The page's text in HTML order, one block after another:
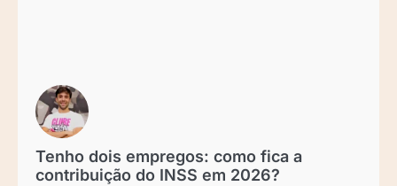
Tenho dois empregos: como fica a
contribuição do INSS em 2026?